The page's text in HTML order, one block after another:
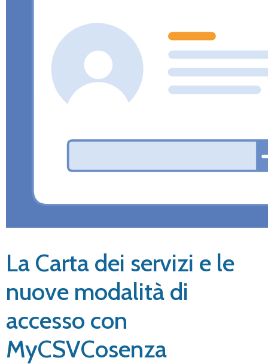
La Carta dei servizi e le
nuove modalità di
accesso con
MyCSVCosenza